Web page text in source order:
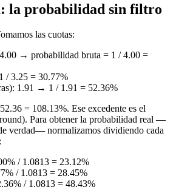
la probabilidad sin filtro
las cuotas:
→ probabilidad bruta = 1 / 4.00 =
/ 3.25 = 30.77%
1.91 → 1 / 1.91 = 52.36%
= 108.13%. Ese excedente es el
Para obtener la probabilidad real —
verdad— normalizamos dividiendo cada
/ 1.0813 = 23.12%
/ 1.0813 = 28.45%
/ 1.0813 = 48.43%